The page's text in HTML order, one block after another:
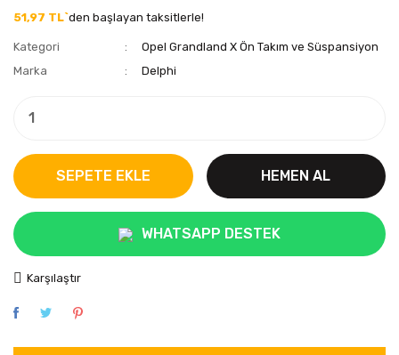
51,97 TL`den başlayan taksitlerle!
Kategori
Opel Grandland X Ön Takım ve Süspansiyon
Marka
Delphi
SEPETE EKLE HEMEN AL
WHATSAPP DESTEK
Karşılaştır